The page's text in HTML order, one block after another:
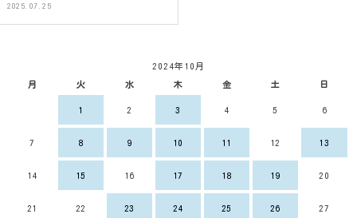
2025.07.25
2024年10月
月 火 水 木 金 土 日
1 2 3 4 5 6
7 8 9 10 11 12 13
14 15 16 17 18 19 20
21 22 23 24 25 26 27